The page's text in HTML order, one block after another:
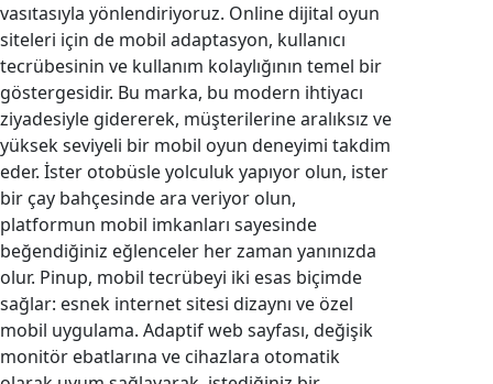
vasıtasıyla yönlendiriyoruz. Online dijital oyun
siteleri için de mobil adaptasyon, kullanıcı
tecrübesinin ve kullanım kolaylığının temel bir
göstergesidir. Bu marka, bu modern ihtiyacı
ziyadesiyle gidererek, müşterilerine aralıksız ve
yüksek seviyeli bir mobil oyun deneyimi takdim
eder. İster otobüsle yolculuk yapıyor olun, ister
bir çay bahçesinde ara veriyor olun,
platformun mobil imkanları sayesinde
beğendiğiniz eğlenceler her zaman yanınızda
olur. Pinup, mobil tecrübeyi iki esas biçimde
sağlar: esnek internet sitesi dizaynı ve özel
mobil uygulama. Adaptif web sayfası, değişik
monitör ebatlarına ve cihazlara otomatik